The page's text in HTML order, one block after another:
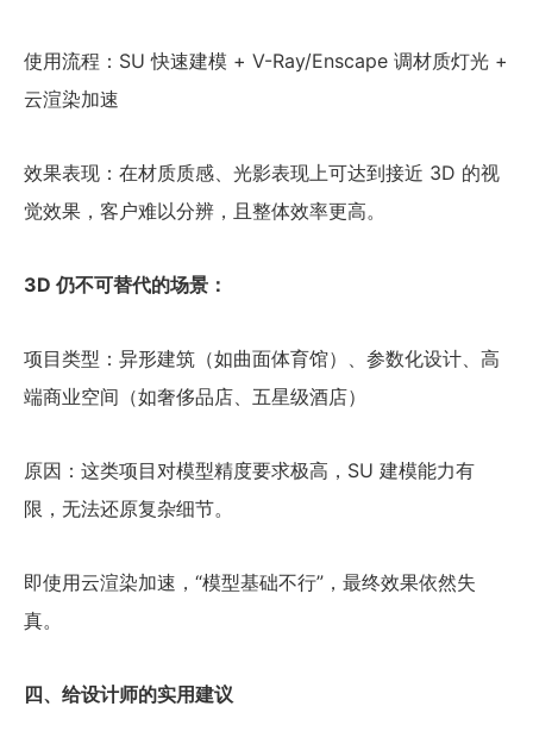
使用流程：SU 快速建模 + V-Ray/Enscape 调材质灯光 +
云渲染加速
效果表现：在材质质感、光影表现上可达到接近 3D 的视
觉效果，客户难以分辨，且整体效率更高。
3D 仍不可替代的场景：
项目类型：异形建筑（如曲面体育馆）、参数化设计、高
端商业空间（如奢侈品店、五星级酒店）
原因：这类项目对模型精度要求极高，SU 建模能力有
限，无法还原复杂细节。
即使用云渲染加速，“模型基础不行”，最终效果依然失
真。
四、给设计师的实用建议